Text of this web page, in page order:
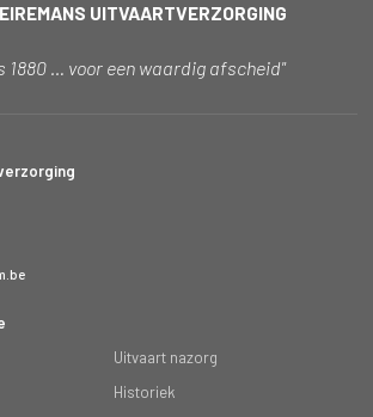
UITVAARTVERZORGING
1880 … voor een waardig afscheid"
Uitvaart nazorg
Historiek